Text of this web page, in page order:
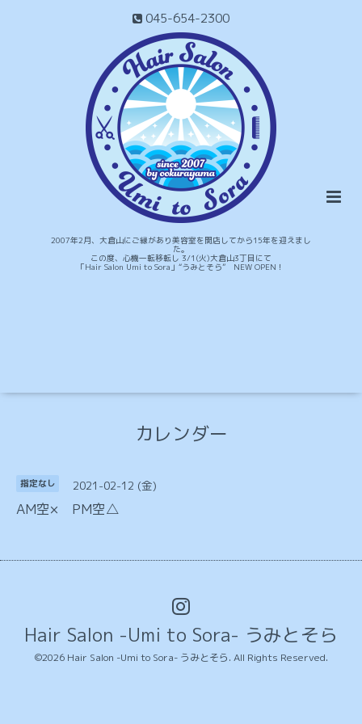
045-654-2300
2007年2月、大倉山にご縁があり美容室を開店してから15年を迎えまし
た。
この度、心機一転移転し 3/1(火)大倉山3丁目にて
「Hair Salon Umi to Sora」“うみとそら” NEW OPEN！
カレンダー
指定なし 2021-02-12 (金)
AM空× PM空△
Hair Salon -Umi to Sora- うみとそら
©2026 Hair Salon -Umi to Sora- うみとそら. All Rights Reserved.